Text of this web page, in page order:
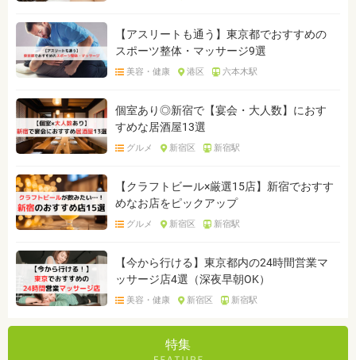
【アスリートも通う】東京都でおすすめの
スポーツ整体・マッサージ9選
美容・健康 港区 六本木駅
個室あり◎新宿で【宴会・大人数】におす
すめな居酒屋13選
グルメ 新宿区 新宿駅
【クラフトビール×厳選15店】新宿でおすす
めなお店をピックアップ
グルメ 新宿区 新宿駅
【今から行ける】東京都内の24時間営業マ
ッサージ店4選（深夜早朝OK）
美容・健康 新宿区 新宿駅
特集